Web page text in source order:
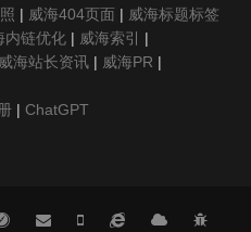
| 威海404页面 | 威海标题标签
内链优化 | 威海索引
|
威海站长资讯 | 威海PR |
| ChatGPT